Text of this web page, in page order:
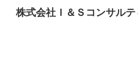
株式会社Ｉ＆Ｓコンサルテ